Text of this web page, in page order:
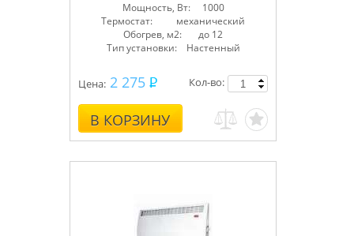
Мощность, Вт: 1000
Термостат: механический
Обогрев, м2: до 12
Тип установки: Настенный
Цена: 2 275
В КОРЗИНУ
Кол-во: